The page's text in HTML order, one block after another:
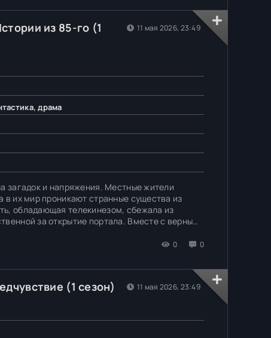
из 85-го (1
драма
загадок и напряжения. Местные жители
в их мир проникают странные существа из
обладающая телекинезом, сбежала из
за открытие портала. Вместе с верными
исходящими из параллельной
0 0
11 мая 2026, 23:49
(1 сезон) 11 мая 2026, 23:49